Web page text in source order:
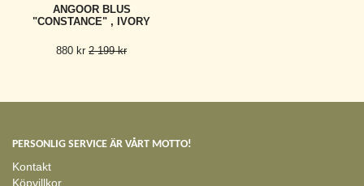
ANGOOR BLUS
"CONSTANCE" , IVORY
880 kr 2 199 kr
PERSONLIG SERVICE ÄR VÅRT MOTTO!
Kontakt
Köpvillkor